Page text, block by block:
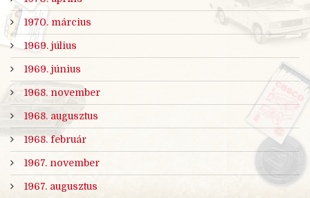
1970. március
1969. július
1969. június
1968. november
1968. augusztus
1968. február
1967. november
1967. augusztus